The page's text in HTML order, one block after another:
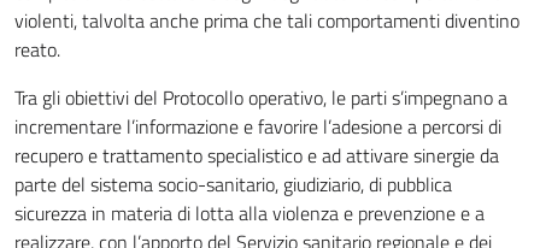
violenti, talvolta anche prima che tali comportamenti diventino
reato.
Tra gli obiettivi del Protocollo operativo, le parti s’impegnano a
incrementare l’informazione e favorire l’adesione a percorsi di
recupero e trattamento specialistico e ad attivare sinergie da
parte del sistema socio-sanitario, giudiziario, di pubblica
sicurezza in materia di lotta alla violenza e prevenzione e a
realizzare, con l’apporto del Servizio sanitario regionale e dei